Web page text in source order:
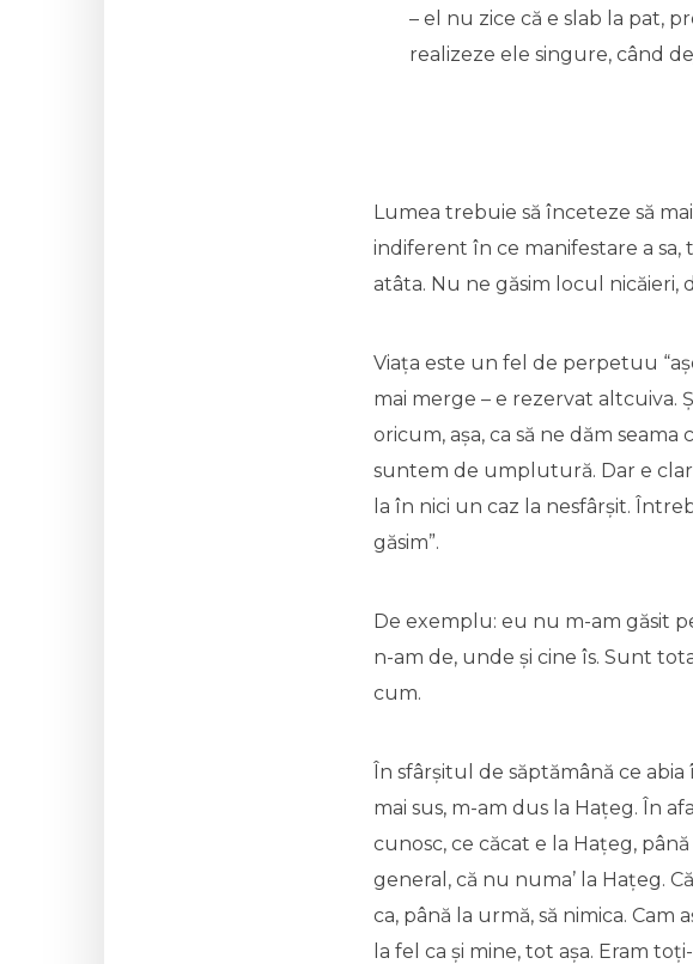
– el nu zice că e slab la pat,
realizeze ele singure, când
Lumea trebuie să înceteze să
indiferent în ce manifestare a sa,
atâta. Nu ne găsim locul
Viața este un fel de perpetuu
mai merge – e rezervat altcuiva.
oricum, așa, ca să ne dăm
suntem de umplutură. Dar e clar
la în nici un caz la nesfârșit.
găsim”.
De exemplu: eu nu m-am găsit
n-am de, unde și cine îs. Sunt
cum.
În sfârșitul de săptămână ce abia
mai sus, m-am dus la Hațeg. În
cunosc, ce căcat e la Hațeg,
general, că nu numa’ la Hațeg.
ca, până la urmă, să nimica.
la fel ca și mine, tot așa. Eram